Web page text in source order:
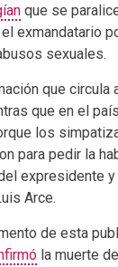
que se
exmandatario
sexuales.
que circula
que en el
los
para pedir la
expresidente y
Arce.
de esta
la muerte